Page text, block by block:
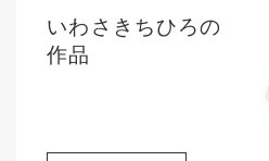
いわさきちひろの
作品